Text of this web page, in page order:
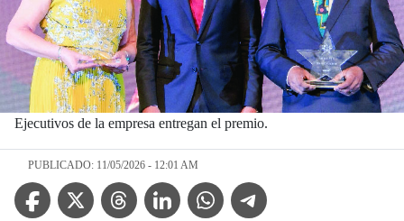
Ejecutivos de la empresa entregan el premio.
PUBLICADO: 11/05/2026 - 12:01 AM
Facebook IconTwitter IconThreads IconLinkedin IconWhatsApp IconTelegram Icon